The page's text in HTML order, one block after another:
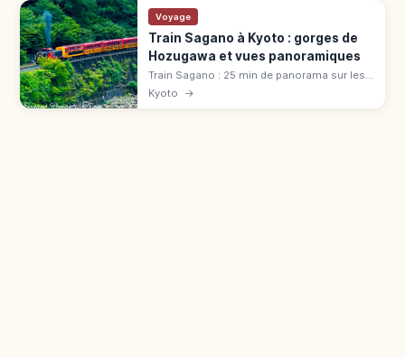
Voyage
Train Sagano à Kyoto : gorges de
Hozugawa et vues panoramiques
Train Sagano : 25 min de panorama sur les
gorges de Hozugawa (7,3 km). Tarif 880 ¥,
voiture « The Rich », réservation cerisiers et
Kyoto →